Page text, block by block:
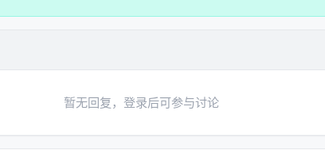
暂无回复，登录后可参与讨论